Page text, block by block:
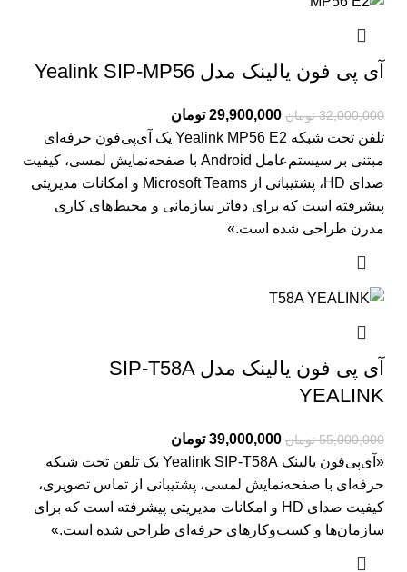
آی پی فون یالینک مدل Yealink SIP-MP56
32,000,000 تومان 29,900,000 تومان
تلفن تحت شبکه Yealink MP56 E2 یک آی‌پی‌فون حرفه‌ای
مبتنی بر سیستم‌عامل Android با صفحه‌نمایش لمسی، کیفیت
صدای HD، پشتیبانی از Microsoft Teams و امکانات مدیریتی
پیشرفته است که برای دفاتر سازمانی و محیط‌های کاری
مدرن طراحی شده است.»
آی پی فون یالینک مدل SIP-T58A
YEALINK
55,000,000 تومان 39,000,000 تومان
«آی‌پی‌فون یالینک Yealink SIP‑T58A یک تلفن تحت شبکه
حرفه‌ای با صفحه‌نمایش لمسی، پشتیبانی از تماس تصویری،
کیفیت صدای HD و امکانات مدیریتی پیشرفته است که برای
سازمان‌ها و کسب‌وکارهای حرفه‌ای طراحی شده است.»